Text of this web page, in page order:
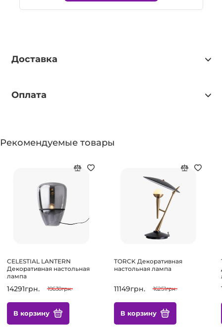
Доставка
Оплата
Рекомендуемые товары
CELESTIAL LANTERN
Декоративная настольная
лампа
14291грн. 19630грн.
В корзину
TORCK Декоративная
настольная лампа
11149грн. 16251грн.
В корзину